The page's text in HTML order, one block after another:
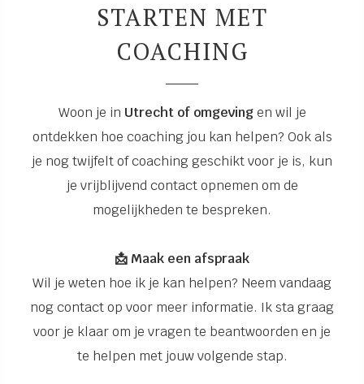
STARTEN MET
COACHING
Woon je in Utrecht of omgevingen wil je
ontdekken hoe coaching jou kan helpen? Ook als
je nog twijfelt of coaching geschikt voor je is, kun
je vrijblijvend contact opnemen om de
mogelijkheden te bespreken.
📩 Maak een afspraak
Wil je weten hoe ik je kan helpen? Neem vandaag
nog contact op voor meer informatie. Ik sta graag
voor je klaar om je vragen te beantwoorden en je
te helpen met jouw volgende stap.